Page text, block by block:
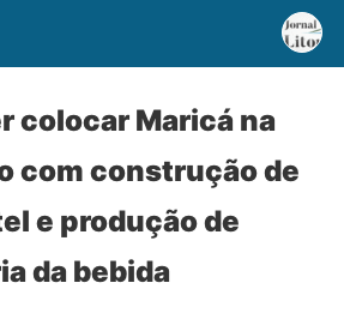
colocar Maricá na
com construção de
e produção de
da bebida